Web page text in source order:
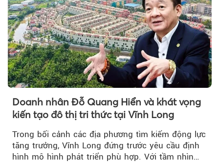
Doanh nhân Đỗ Quang Hiển và khát vọng
kiến tạo đô thị tri thức tại Vĩnh Long
Trong bối cảnh các địa phương tìm kiếm động lực
tăng trưởng, Vĩnh Long đứng trước yêu cầu định
hình mô hình phát triển phù hợp. Với tầm nhìn